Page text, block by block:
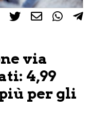
via
4,99
per gli